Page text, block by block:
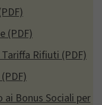
(PDF)
Rifiuti (PDF)
Bonus Sociali per